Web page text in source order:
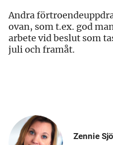
Andra
ovan, som t.ex. god
arbete vid beslut som
juli och framåt.
Zennie